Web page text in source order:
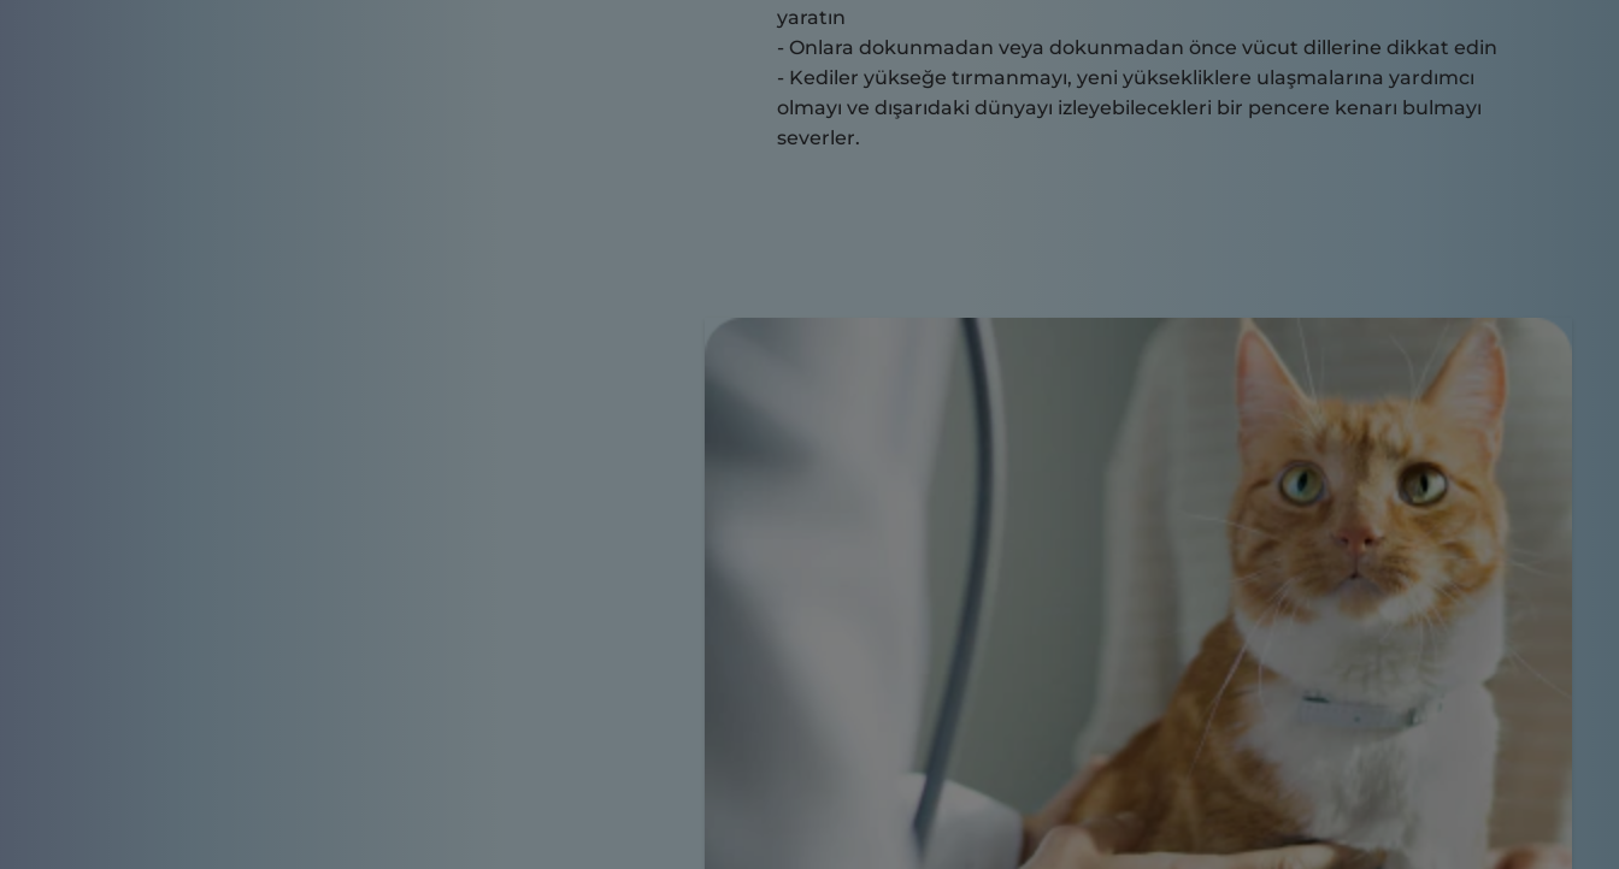
yaratın
- Onlara dokunmadan veya dokunmadan önce vücut dillerine dikkat edin
- Kediler yükseğe tırmanmayı, yeni yüksekliklere ulaşmalarına yardımcı
olmayı ve dışarıdaki dünyayı izleyebilecekleri bir pencere kenarı bulmayı
severler.